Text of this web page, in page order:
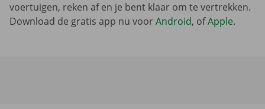
voertuigen, reken af en je bent klaar om te vertrekken.
Download de gratis app nu voorAndroid, ofApple.